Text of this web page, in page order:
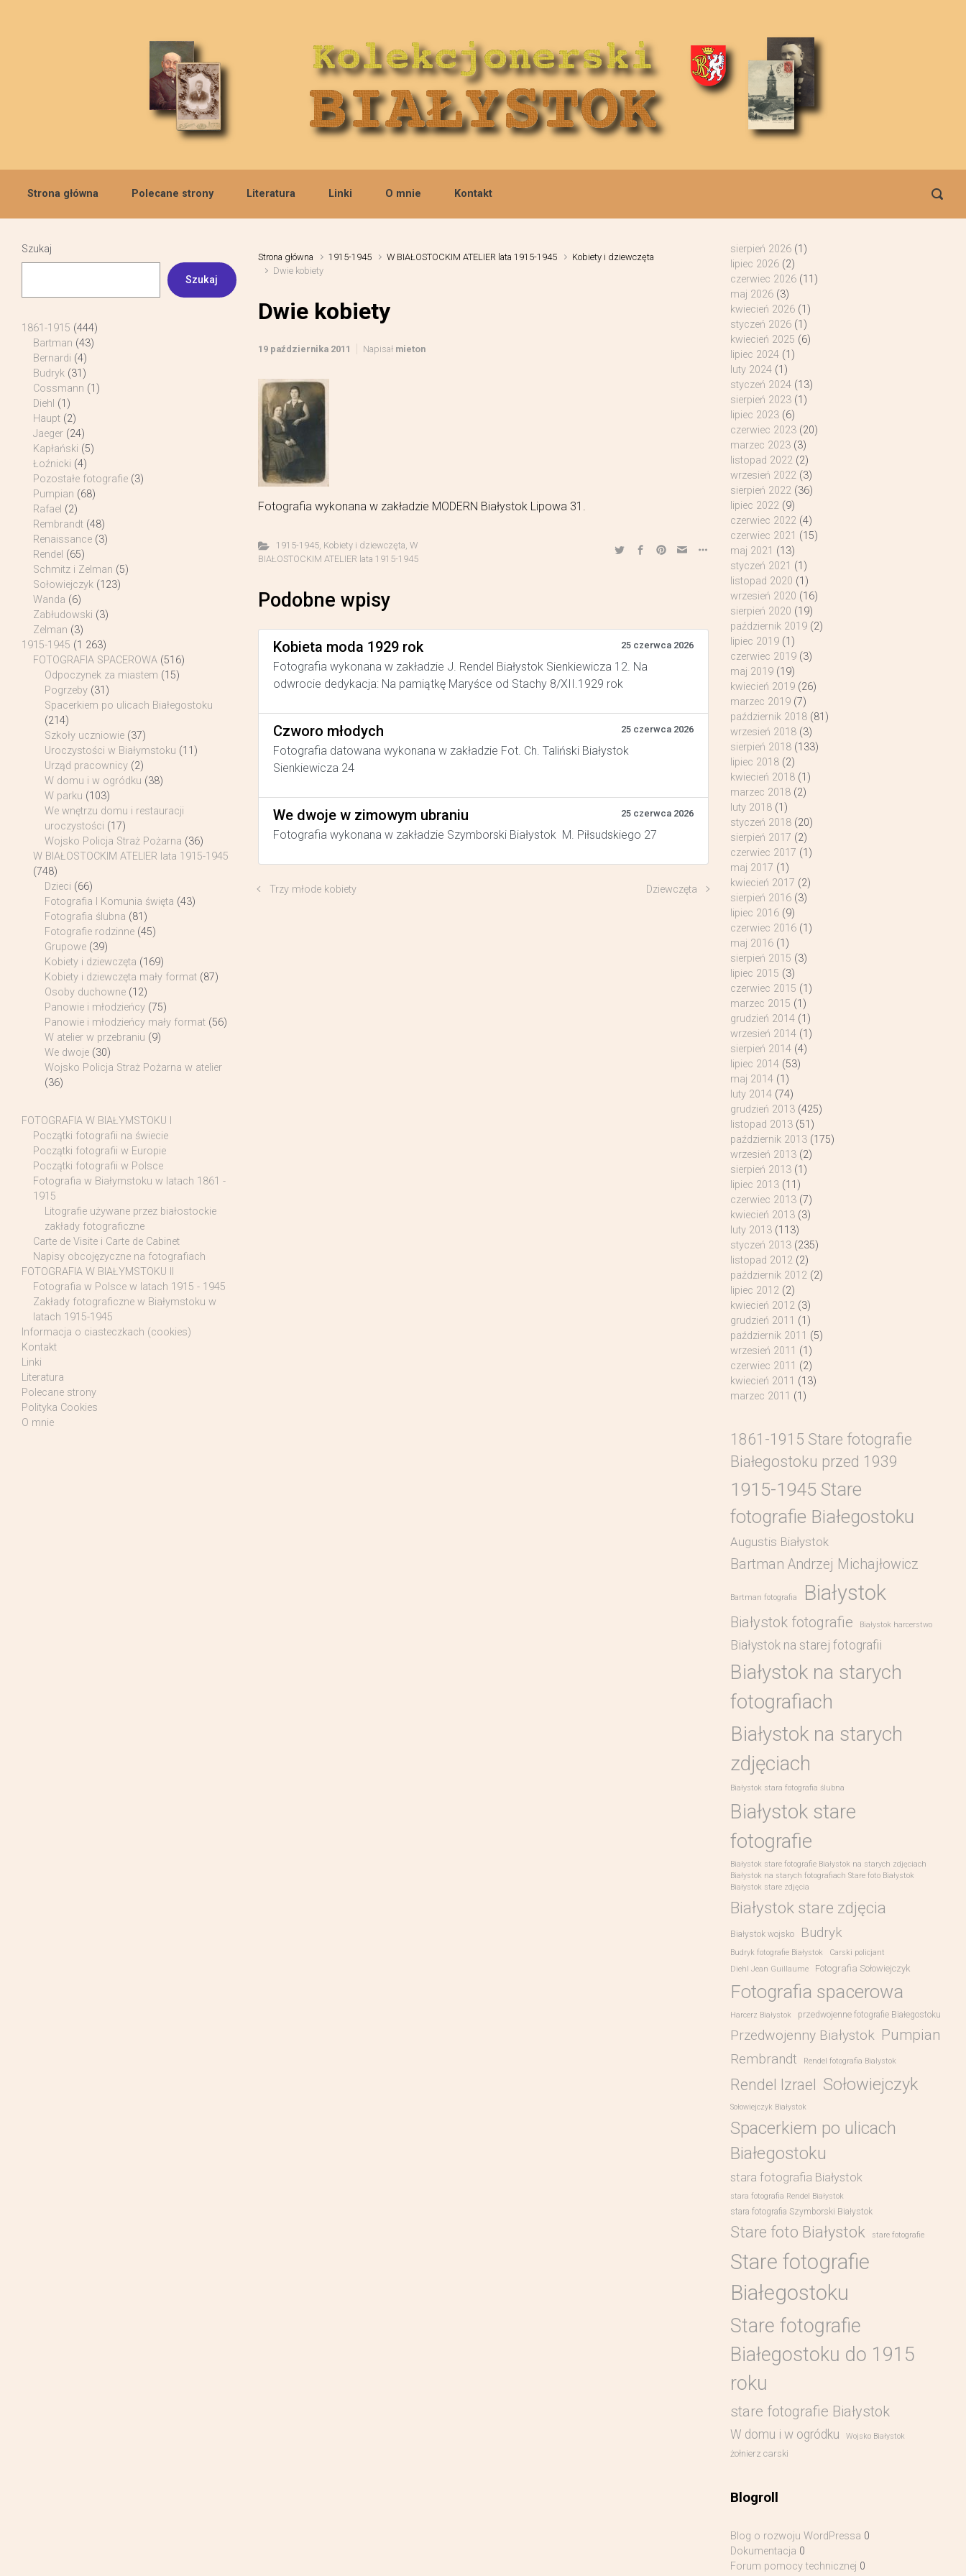
Strona główna Polecane strony Literatura Linki O mnie Kontakt
Strona główna 1915-1945 W BIAŁOSTOCKIM ATELIER lata 1915-1945
Kobiety i dziewczęta
Dwie kobiety
Dwie kobiety
19 października 2011 Napisał mieton
Fotografia wykonana w zakładzie MODERN Białystok Lipowa 31.
1915-1945, Kobiety i dziewczęta,W
BIAŁOSTOCKIM ATELIER lata 1915-1945
Podobne wpisy
Kobieta moda 1929 rok 25 czerwca 2026
Fotografia wykonana w zakładzie J. Rendel Białystok Sienkiewicza 12. Na
odwrocie dedykacja: Na pamiątkę Maryśce od Stachy 8/XII.1929 rok
Czworo młodych 25 czerwca 2026
Fotografia datowana wykonana w zakładzie Fot. Ch. Taliński Białystok
Sienkiewicza 24
We dwoje w zimowym ubraniu 25 czerwca 2026
Fotografia wykonana w zakładzie Szymborski Białystok M. Piłsudskiego 27
Trzy młode kobiety Dziewczęta
Szukaj
Szukaj
1861-1915 (444)
Bartman (43)
Bernardi (4)
Budryk (31)
Cossmann (1)
Diehl (1)
Haupt (2)
Jaeger (24)
Kapłański (5)
Łoźnicki (4)
Pozostałe fotografie (3)
Pumpian (68)
Rafael (2)
Rembrandt (48)
Renaissance (3)
Rendel (65)
Schmitz i Zelman (5)
Sołowiejczyk (123)
Wanda (6)
Zabłudowski (3)
Zelman (3)
1915-1945 (1 263)
FOTOGRAFIA SPACEROWA (516)
Odpoczynek za miastem (15)
Pogrzeby (31)
Spacerkiem po ulicach Białegostoku
(214)
Szkoły uczniowie (37)
Uroczystości w Białymstoku (11)
Urząd pracownicy (2)
W domu i w ogródku (38)
W parku (103)
We wnętrzu domu i restauracji
uroczystości (17)
Wojsko Policja Straż Pożarna (36)
W BIAŁOSTOCKIM ATELIER lata 1915-1945
(748)
Dzieci (66)
Fotografia I Komunia święta (43)
Fotografia ślubna (81)
Fotografie rodzinne (45)
Grupowe (39)
Kobiety i dziewczęta (169)
Kobiety i dziewczęta mały format (87)
Osoby duchowne (12)
Panowie i młodzieńcy (75)
Panowie i młodzieńcy mały format (56)
W atelier w przebraniu (9)
We dwoje (30)
Wojsko Policja Straż Pożarna w atelier
(36)
FOTOGRAFIA W BIAŁYMSTOKU I
Początki fotografii na świecie
Początki fotografii w Europie
Początki fotografii w Polsce
Fotografia w Białymstoku w latach 1861 -
1915
Litografie używane przez białostockie
zakłady fotograficzne
Carte de Visite i Carte de Cabinet
Napisy obcojęzyczne na fotografiach
FOTOGRAFIA W BIAŁYMSTOKU II
Fotografia w Polsce w latach 1915 - 1945
Zakłady fotograficzne w Białymstoku w
latach 1915-1945
Informacja o ciasteczkach (cookies)
Kontakt
Linki
Literatura
Polecane strony
Polityka Cookies
O mnie
sierpień 2026(1)
lipiec 2026(2)
czerwiec 2026(11)
maj 2026(3)
kwiecień 2026(1)
styczeń 2026(1)
kwiecień 2025 (6)
lipiec 2024(1)
luty 2024(1)
styczeń 2024(13)
sierpień 2023(1)
lipiec 2023(6)
czerwiec 2023(20)
marzec 2023(3)
listopad 2022(2)
wrzesień 2022(3)
sierpień 2022(36)
lipiec 2022(9)
czerwiec 2022(4)
czerwiec 2021 (15)
maj 2021 (13)
styczeń 2021 (1)
listopad 2020 (1)
wrzesień 2020 (16)
sierpień 2020 (19)
październik 2019(2)
lipiec 2019(1)
czerwiec 2019(3)
maj 2019(19)
kwiecień 2019(26)
marzec 2019(7)
październik 2018(81)
wrzesień 2018(3)
sierpień 2018(133)
lipiec 2018(2)
kwiecień 2018(1)
marzec 2018(2)
luty 2018(1)
styczeń 2018(20)
sierpień 2017 (2)
czerwiec 2017 (1)
maj 2017 (1)
kwiecień 2017 (2)
sierpień 2016(3)
lipiec 2016(9)
czerwiec 2016(1)
maj 2016(1)
sierpień 2015 (3)
lipiec 2015 (3)
czerwiec 2015 (1)
marzec 2015 (1)
grudzień 2014(1)
wrzesień 2014(1)
sierpień 2014(4)
lipiec 2014(53)
maj 2014(1)
luty 2014(74)
grudzień 2013(425)
listopad 2013(51)
październik 2013(175)
wrzesień 2013(2)
sierpień 2013(1)
lipiec 2013(11)
czerwiec 2013(7)
kwiecień 2013(3)
luty 2013(113)
styczeń 2013(235)
listopad 2012(2)
październik 2012(2)
lipiec 2012(2)
kwiecień 2012(3)
grudzień 2011 (1)
październik 2011 (5)
wrzesień 2011 (1)
czerwiec 2011 (2)
kwiecień 2011 (13)
marzec 2011 (1)
1861-1915 Stare fotografie
Białegostoku przed 1939
1915-1945 Stare
fotografie Białegostoku
Augustis Białystok
Bartman Andrzej Michajłowicz
Bartman fotografia Białystok
Białystok fotografie Białystok harcerstwo
Białystok na starej fotografii
Białystok na starych
fotografiach
Białystok na starych
zdjęciach
Białystok stara fotografia ślubna
Białystok stare
fotografie
Białystok stare fotografie Białystok na starych zdjęciach
Białystok na starych fotografiach Stare foto Białystok
Białystok stare zdjęcia
Białystok stare zdjęcia
Białystok wojsko Budryk
Budryk fotografie Białystok
Carski policjant
Diehl Jean Guillaume
Fotografia Sołowiejczyk
Fotografia spacerowa
Harcerz Białystok przedwojenne fotografie Białegostoku
Przedwojenny Białystok Pumpian
Rembrandt Rendel fotografia Bialystok
Rendel Izrael Sołowiejczyk
Sołowiejczyk Białystok
Spacerkiem po ulicach
Białegostoku
stara fotografia Białystok
stara fotografia Rendel Białystok
stara fotografia Szymborski Białystok
Stare foto Białystok stare fotografie
Stare fotografie
Białegostoku
Stare fotografie
Białegostoku do 1915
roku
stare fotografie Białystok
W domu i w ogródku Wojsko Białystok
żołnierz carski
Blogroll
Blog o rozwoju WordPressa 0
Dokumentacja 0
Forum pomocy technicznej 0